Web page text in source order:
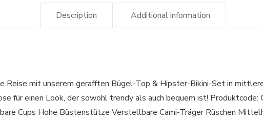
Description Additional information
mit unserem gerafften Bügel-Top & Hipster-Bikini-Set in
für einen Look, der sowohl trendy als auch bequem ist!
Cups Hohe Büstenstütze Verstellbare Cami-Träger Rüschen